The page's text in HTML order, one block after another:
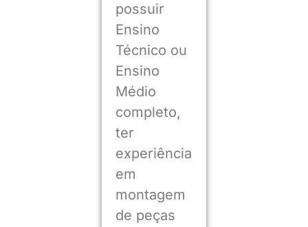
possuir
Ensino
Técnico ou
Ensino
Médio
completo,
ter
experiência
em
montagem
de peças